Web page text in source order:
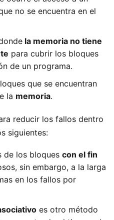
no se encuentra en el
la memoria no tiene
para cubrir los bloques
de un programa.
que se encuentran
la memoria.
reducir los fallos dentro
siguientes:
de los bloques con el fin
sin embargo, a la larga
en los fallos por
es otro método